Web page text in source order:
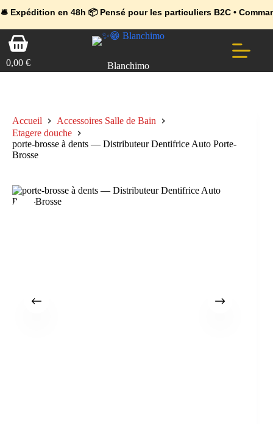
en 48h 📦 Pensé pour les particuliers B2C • Commande
🔥 Déjà adopté par les pros 👉 Passez en Espace Pro B2B 📦
💼 Offres réservées aux professionnels 🚀 Rejoignez l’Espace Pro
PasserPanier
d’achat
0,00 € Blanchimo
Accueil
Accessoires Salle de Bain
Etagere douche
porte-brosse à dents — Distributeur Dentifrice Auto Porte-
Brosse